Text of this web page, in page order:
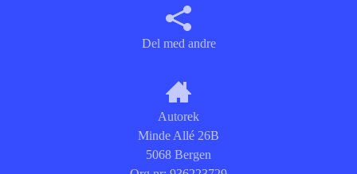
Del med andre
Autorek
Minde Allé 26B
5068 Bergen